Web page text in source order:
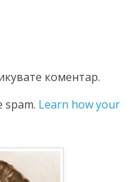
коментар.
spam. Learn how your